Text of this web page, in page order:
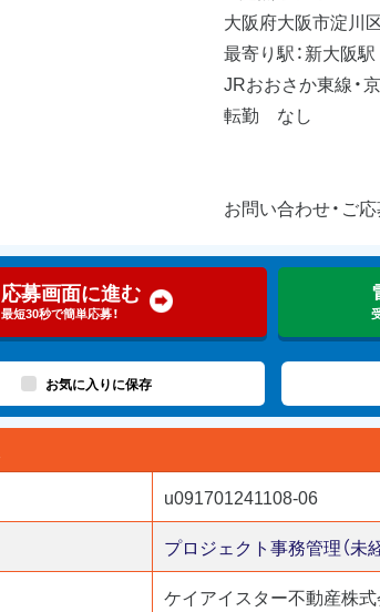
大阪府大阪市淀川
最寄り駅：新大阪駅
JRおおさか東線・
転勤 なし
お問い合わせ・ご
応募画面に進む
最短30秒で簡単応募！
お気に入りに保存
u091701241108-06
プロジェクト事務管理（未
ケイアイスター不動産株